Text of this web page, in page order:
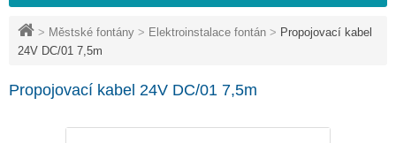
> Městské fontány > Elektroinstalace fontán > Propojovací kabel
24V DC/01 7,5m
Propojovací kabel 24V DC/01 7,5m